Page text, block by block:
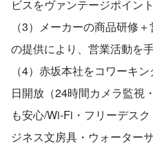
ビスをヴァンテージポイン
（3）メーカーの商品研修
の提供により、営業活動を
（4）赤坂本社をコワーキ
日開放（24時間カメラ監視
も安心/Wi-Fi・フリーデス
ジネス文房具・ウォーター